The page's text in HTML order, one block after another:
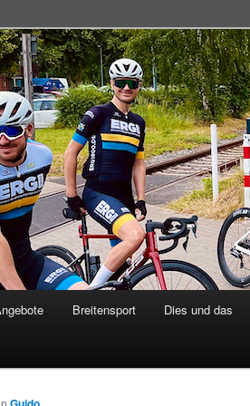
Breitensport Dies und das